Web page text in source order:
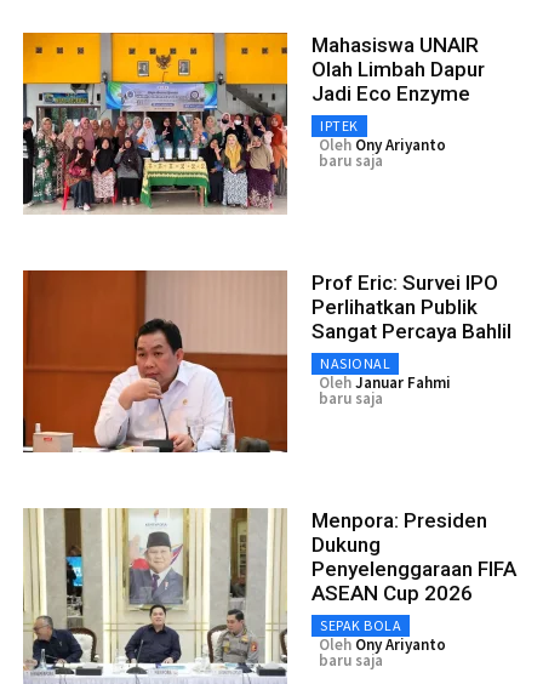
Mahasiswa UNAIR
Olah Limbah Dapur
Jadi Eco Enzyme
IPTEK
Oleh Ony Ariyanto
baru saja
Prof Eric: Survei IPO
Perlihatkan Publik
Sangat Percaya Bahlil
NASIONAL
OlehJanuar Fahmi
baru saja
Menpora: Presiden
Dukung
Penyelenggaraan FIFA
ASEAN Cup 2026
SEPAK BOLA
Oleh Ony Ariyanto
baru saja